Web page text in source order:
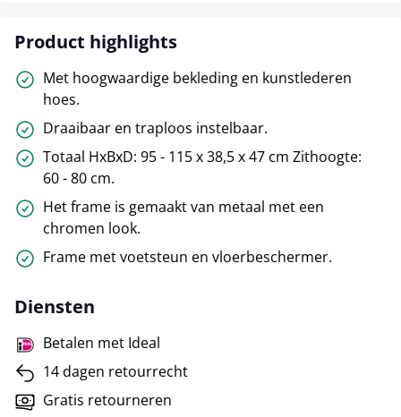
Product highlights
Met hoogwaardige bekleding en kunstlederen
hoes.
Draaibaar en traploos instelbaar.
Totaal HxBxD: 95 - 115 x 38,5 x 47 cm Zithoogte:
60 - 80 cm.
Het frame is gemaakt van metaal met een
chromen look.
Frame met voetsteun en vloerbeschermer.
Diensten
Betalen met Ideal
14 dagen retourrecht
Gratis retourneren